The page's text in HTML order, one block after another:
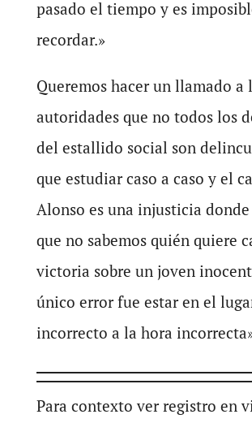
pasado el tiempo y es
recordar.»
Queremos hacer un llamado a
autoridades que no todos los
del estallido social son
que estudiar caso a caso y el
Alonso es una injusticia
que no sabemos quién quiere
victoria sobre un joven
único error fue estar en el
incorrecto a la hora
Para contexto ver registro en